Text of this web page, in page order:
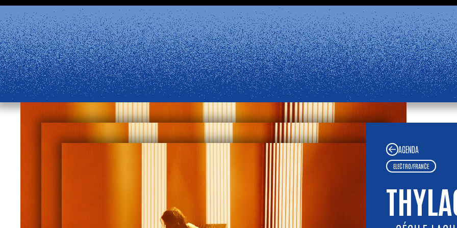
Aller au contenu principal
à partir du 24 août et la billetterie physique rouvrira mercredi 2 septembre, 14:00.
disponible. Retrouvez les réponses à vos questions dans notre Foire aux Questions. Bel été !
LE ROCHER DE PALMEREST FERMÉ
AGENDA
ELECTRO/FRANCE